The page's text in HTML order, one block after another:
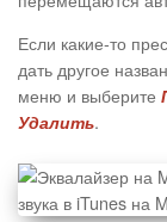
Если какие-то
дать другое
меню и выберите
Удалить.